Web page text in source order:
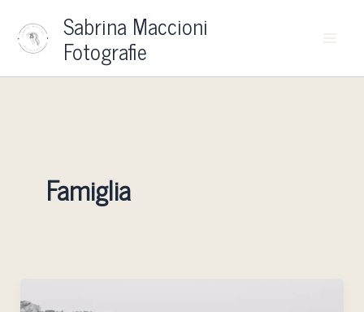
contenuto
Sabrina Maccioni
Fotografie
Famiglia